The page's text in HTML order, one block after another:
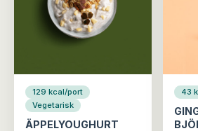
129 kcal/port
Vegetarisk
ÄPPELYOUGHURT
43